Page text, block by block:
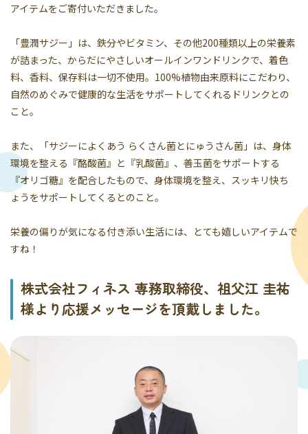
アイテムをご寄付いただきました。
「豊潤サジー」は、鉄分やビタミン、その他200種類以上の栄養素
が詰まった、からだにやさしいオールインワンドリンクで、着色
料、香料、保存料は一切不使用。100%植物由来原料にこだわり、
自然のめぐみで健康的な生活をサポートしてくれるドリンクとの
こと。
また、「サジーによくあう らくさん菌とにゅうさん菌」は、身体
環境を整える『酪酸菌』と『乳酸菌』、善玉菌をサポートする
『オリゴ糖』を配合したもので、身体環境を整え、スッキリ快ち
ょうをサポートしてくるとのこと。
栄養の偏りが気になる付き添い生活には、とても嬉しいアイテムで
すね！
株式会社フィネス 専務取締役、祖父江 圭祐
様より応援メッセージを頂戴しました。